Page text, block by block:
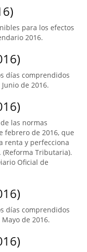
para los efectos
2016.
días comprendidos
de 2016.
las normas
febrero de 2016, que
renta y perfecciona
Tributaria).
Oficial de
días comprendidos
de 2016.